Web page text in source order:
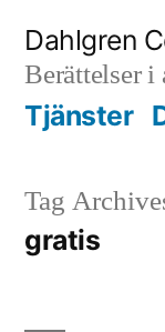
content
Dahlgren
Berättelser i
Tjänster
Tag
gratis